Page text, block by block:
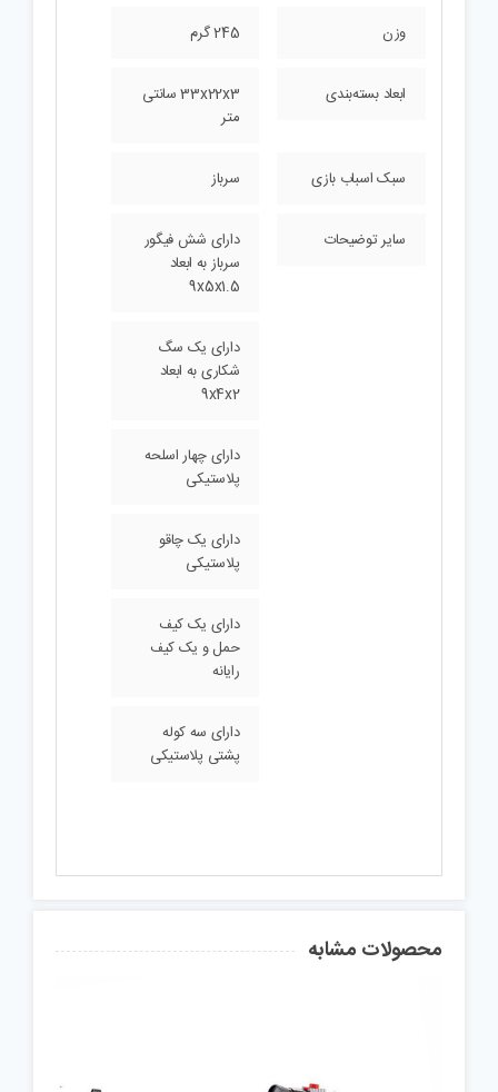
وزن 245 گرم
ابعاد بسته‌بندی
33x22x3 سانتی
متر
سبک اسباب بازی سرباز
سایر توضیحات
دارای شش فیگور
سرباز به ابعاد
9x5x1.5
دارای یک سگ
شکاری به ابعاد
9x4x2
دارای چهار اسلحه
پلاستیکی
دارای یک چاقو
پلاستیکی
دارای یک کیف
حمل و یک کیف
رایانه
دارای سه کوله
پشتی پلاستیکی
محصولات مشابه